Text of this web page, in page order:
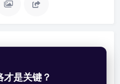
是关键？